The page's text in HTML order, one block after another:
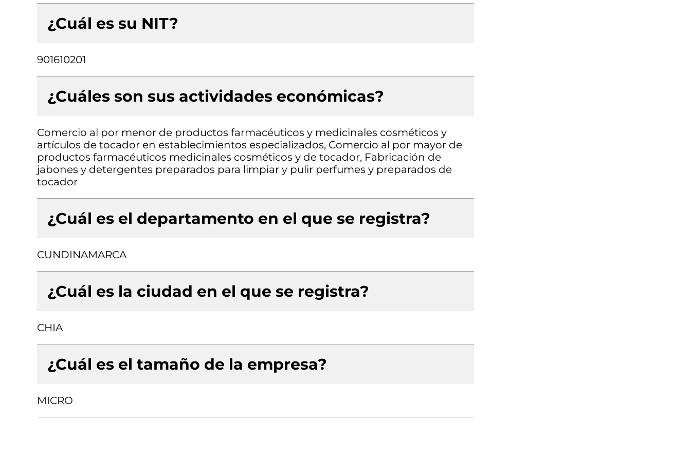
¿Cuál es su NIT?
901610201
¿Cuáles son sus actividades económicas?
Comercio al por menor de productos farmacéuticos y medicinales cosméticos y
artículos de tocador en establecimientos especializados, Comercio al por mayor de
productos farmacéuticos medicinales cosméticos y de tocador, Fabricación de
jabones y detergentes preparados para limpiar y pulir perfumes y preparados de
tocador
¿Cuál es el departamento en el que se registra?
CUNDINAMARCA
¿Cuál es la ciudad en el que se registra?
CHIA
¿Cuál es el tamaño de la empresa?
MICRO